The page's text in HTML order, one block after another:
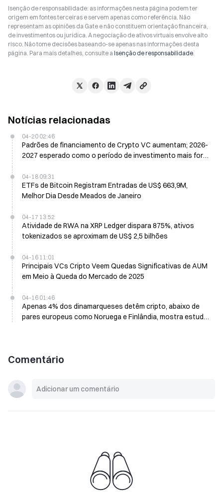
Isenção de responsabilidade: as informações nesta página podem ter
origem em fontes terceiras e servem apenas como referência. Não
representam as opiniões da Gate e não constituem orientação financeira,
de investimentos ou jurídica. A negociação de ativos virtuais envolve alto
risco. Não tome decisões baseando-se apenas nas informações desta
página. Para mais detalhes, consulte a Isenção de responsabilidade.
Notícias relacionadas
04-20 02:46
Padrões de financiamento de Crypto VC aumentam; 2026-
2027 esperado como o período de investimento mais forte
04-18 09:31
ETFs de Bitcoin Registram Entradas de US$ 663,9M,
Melhor Dia Desde Meados de Janeiro
04-17 13:52
Atividade de RWA na XRP Ledger dispara 875%, ativos
tokenizados se aproximam de US$ 2,5 bilhões
04-16 11:01
Principais VCs Cripto Veem Quedas Significativas de AUM
em Meio à Queda do Mercado de 2025
04-16 01:46
Apenas 4% dos dinamarqueses detêm cripto, abaixo de
pares europeus como Noruega e Finlândia, mostra estudo
Comentário